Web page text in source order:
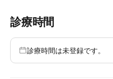
診療時間
診療時間は未登録です。